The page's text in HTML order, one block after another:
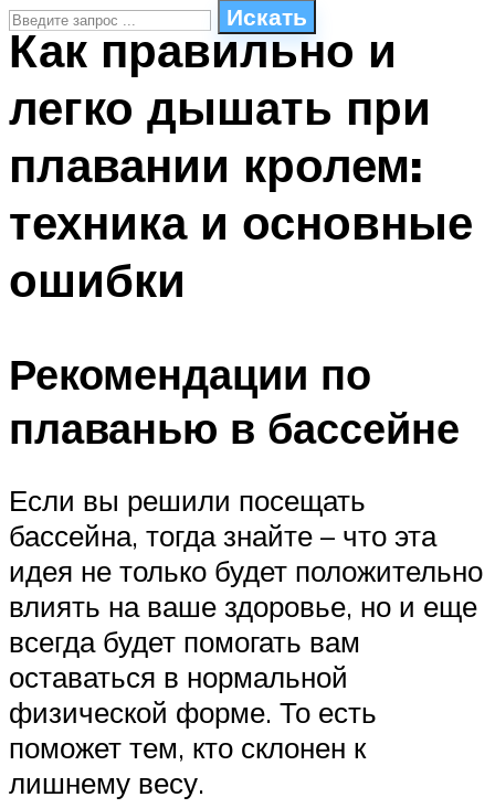
Искать
СТИЛИ ПЛАВАНЬЯ
ПЛАВАНЬЕ ДЛЯ ДЕТЕЙ
БАССЕЙН ДЛЯ ДОМА
МЕНЮ
Как правильно и
легко дышать при
плавании кролем:
техника и основные
ошибки
Рекомендации по
плаванью в бассейне
Если вы решили посещать
бассейна, тогда знайте – что эта
идея не только будет положительно
влиять на ваше здоровье, но и еще
всегда будет помогать вам
оставаться в нормальной
физической форме. То есть
поможет тем, кто склонен к
лишнему весу.